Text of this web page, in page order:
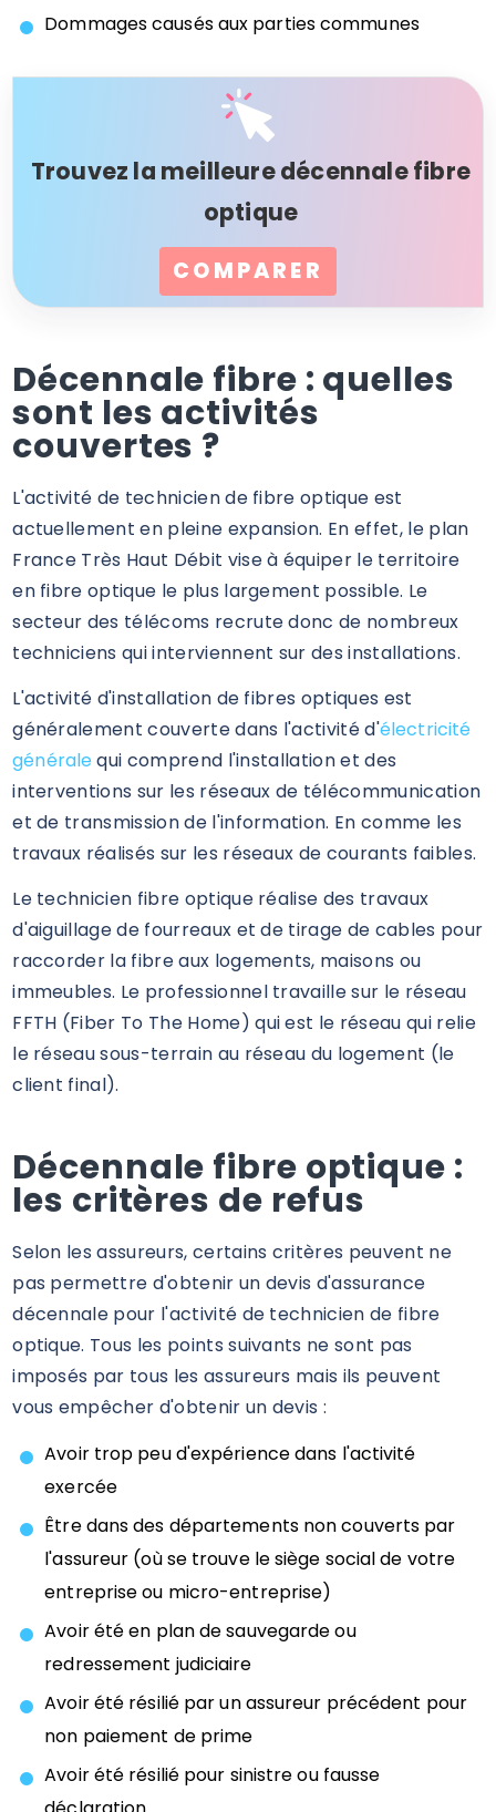
Dommages causés aux parties communes
Trouvez la meilleure décennale fibre
optique
COMPARER
Décennale fibre : quelles
sont les activités
couvertes ?
L'activité de technicien de fibre optique est
actuellement en pleine expansion. En effet, le plan
France Très Haut Débit vise à équiper le territoire
en fibre optique le plus largement possible. Le
secteur des télécoms recrute donc de nombreux
techniciens qui interviennent sur des installations.
L'activité d'installation de fibres optiques est
généralement couverte dans l'activité d'électricité
généralequi comprend l'installation et des
interventions sur les réseaux de télécommunication
et de transmission de l'information. En comme les
travaux réalisés sur les réseaux de courants faibles.
Le technicien fibre optique réalise des travaux
d'aiguillage de fourreaux et de tirage de cables pour
raccorder la fibre aux logements, maisons ou
immeubles. Le professionnel travaille sur le réseau
FFTH (Fiber To The Home) qui est le réseau qui relie
le réseau sous-terrain au réseau du logement (le
client final).
Décennale fibre optique :
les critères de refus
Selon les assureurs, certains critères peuvent ne
pas permettre d'obtenir un devis d'assurance
décennale pour l'activité de technicien de fibre
optique. Tous les points suivants ne sont pas
imposés par tous les assureurs mais ils peuvent
vous empêcher d'obtenir un devis :
Avoir trop peu d'expérience dans l'activité
exercée
Être dans des départements non couverts par
l'assureur (où se trouve le siège social de votre
entreprise ou micro-entreprise)
Avoir été en plan de sauvegarde ou
redressement judiciaire
Avoir été résilié par un assureur précédent pour
non paiement de prime
Avoir été résilié pour sinistre ou fausse